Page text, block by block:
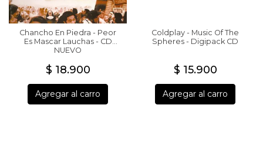
Chancho En Piedra - Peor
Es Mascar Lauchas - CD
NUEVO
$ 18.900
Agregar al carro
Coldplay - Music Of The
Spheres - Digipack CD
$ 15.900
Agregar al carro